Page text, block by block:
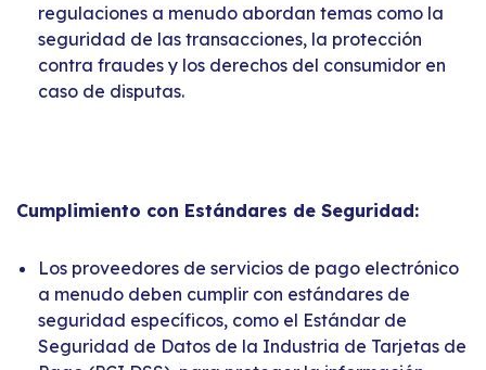
regulaciones a menudo abordan temas como la
seguridad de las transacciones, la protección
contra fraudes y los derechos del consumidor en
caso de disputas.
Cumplimiento con Estándares de Seguridad:
Los proveedores de servicios de pago electrónico
a menudo deben cumplir con estándares de
seguridad específicos, como el Estándar de
Seguridad de Datos de la Industria de Tarjetas de